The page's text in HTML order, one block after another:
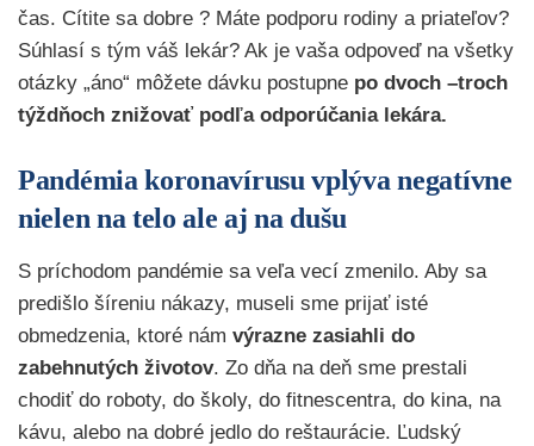
čas. Cítite sa dobre ? Máte podporu rodiny a priateľov?
Súhlasí s tým váš lekár? Ak je vaša odpoveď na všetky
otázky „áno“ môžete dávku postupne po dvoch –troch
týždňoch znižovať podľa odporúčania lekára.
Pandémia koronavírusu vplýva negatívne
nielen na telo ale aj na dušu
S príchodom pandémie sa veľa vecí zmenilo. Aby sa
predišlo šíreniu nákazy, museli sme prijať isté
obmedzenia, ktoré nám výrazne zasiahli do
zabehnutých životov. Zo dňa na deň sme prestali
chodiť do roboty, do školy, do fitnescentra, do kina, na
kávu, alebo na dobré jedlo do reštaurácie. Ľudský